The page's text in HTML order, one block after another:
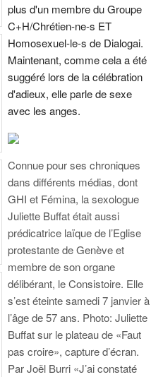
plus d'un membre du Groupe
C+H/Chrétien-ne-s ET
Homosexuel-le-s de Dialogai.
Maintenant, comme cela a été
suggéré lors de la célébration
d'adieux, elle parle de sexe
avec les anges.
Connue pour ses chroniques
dans différents médias, dont
GHI et Fémina, la sexologue
Juliette Buffat était aussi
prédicatrice laïque de l’Eglise
protestante de Genève et
membre de son organe
délibérant, le Consistoire. Elle
s’est éteinte samedi 7 janvier à
l’âge de 57 ans. Photo: Juliette
Buffat sur le plateau de «Faut
pas croire», capture d’écran.
Par Joël Burri «J’ai constaté